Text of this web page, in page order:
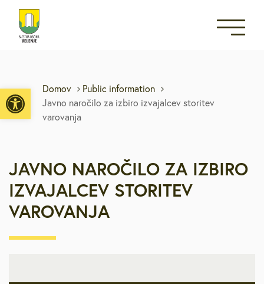
Open toolbar
Domov
Public information
Javno naročilo za izbiro izvajalcev storitev
varovanja
JAVNO NAROČILO ZA IZBIRO
IZVAJALCEV STORITEV
VAROVANJA